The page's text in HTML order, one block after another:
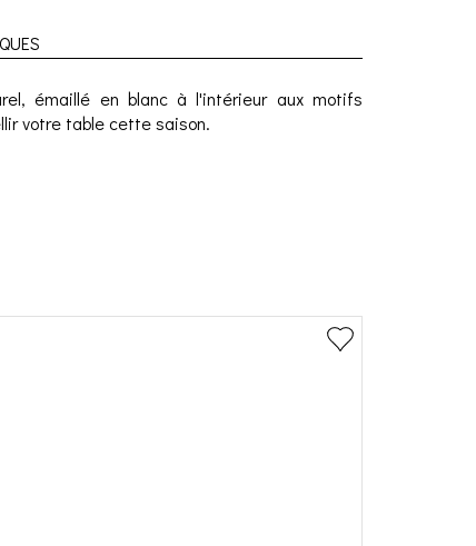
émaillé en blanc à l'intérieur aux motifs
votre table cette saison.